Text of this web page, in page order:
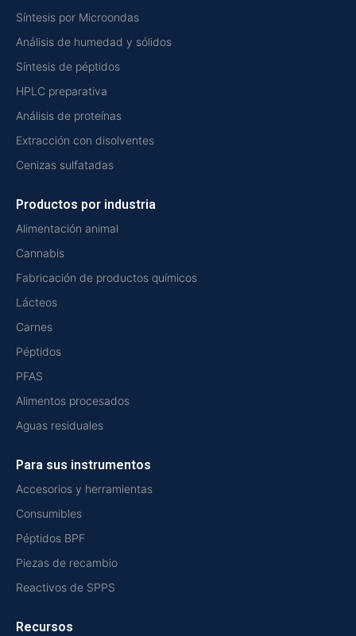
Síntesis por Microondas
Análisis de humedad y sólidos
Síntesis de péptidos
HPLC preparativa
Análisis de proteínas
Extracción con disolventes
Cenizas sulfatadas
Productos por industria
Alimentación animal
Cannabis
Fabricación de productos químicos
Lácteos
Carnes
Péptidos
PFAS
Alimentos procesados
Aguas residuales
Para sus instrumentos
Accesorios y herramientas
Consumibles
Péptidos BPF
Piezas de recambio
Reactivos de SPPS
Recursos